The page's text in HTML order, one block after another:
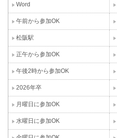
Word
午前から参加OK
松阪駅
正午から参加OK
午後2時から参加OK
2026年卒
月曜日に参加OK
水曜日に参加OK